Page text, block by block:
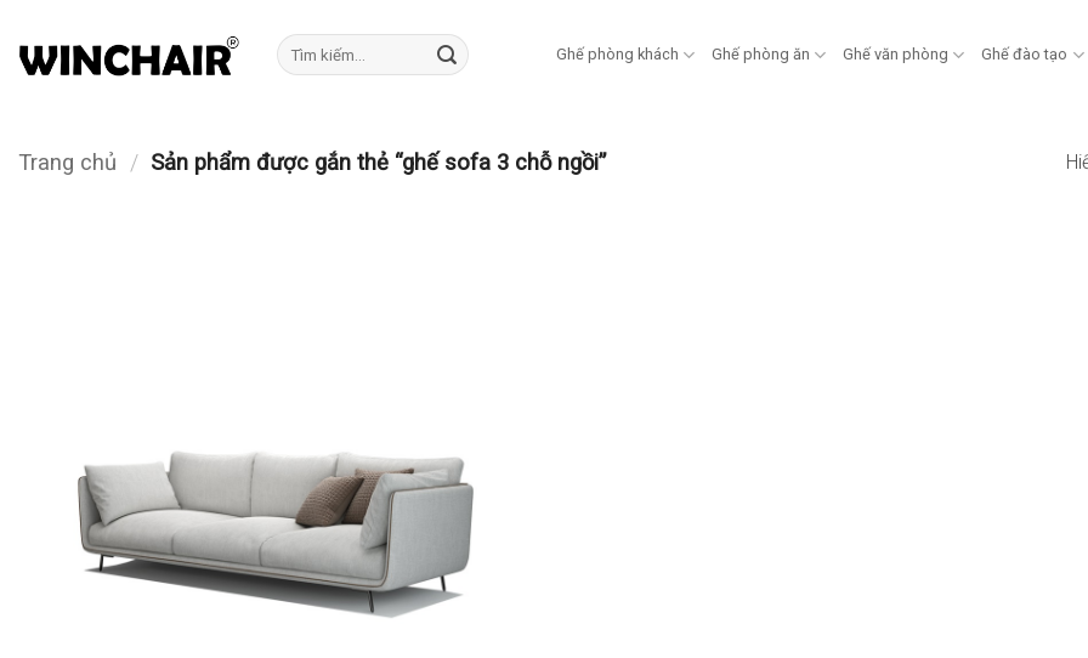
qua
Tìm
kiếm:
Ghế phòng khách Ghế phòng ăn Ghế văn phòng Ghế đào tạo
Trang chủ / Sản phẩm được gắn thẻ “ghế sofa 3 chỗ ngồi”